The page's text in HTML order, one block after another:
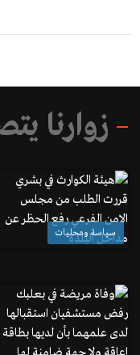
زوارنا
سياسة ومحليات